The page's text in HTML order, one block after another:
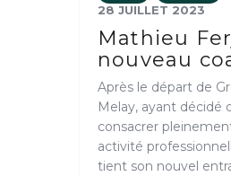
28 JUILLET 2023
Mathieu
nouveau
Après le départ de
Melay, ayant décidé
consacrer
activité
tient son nouvel